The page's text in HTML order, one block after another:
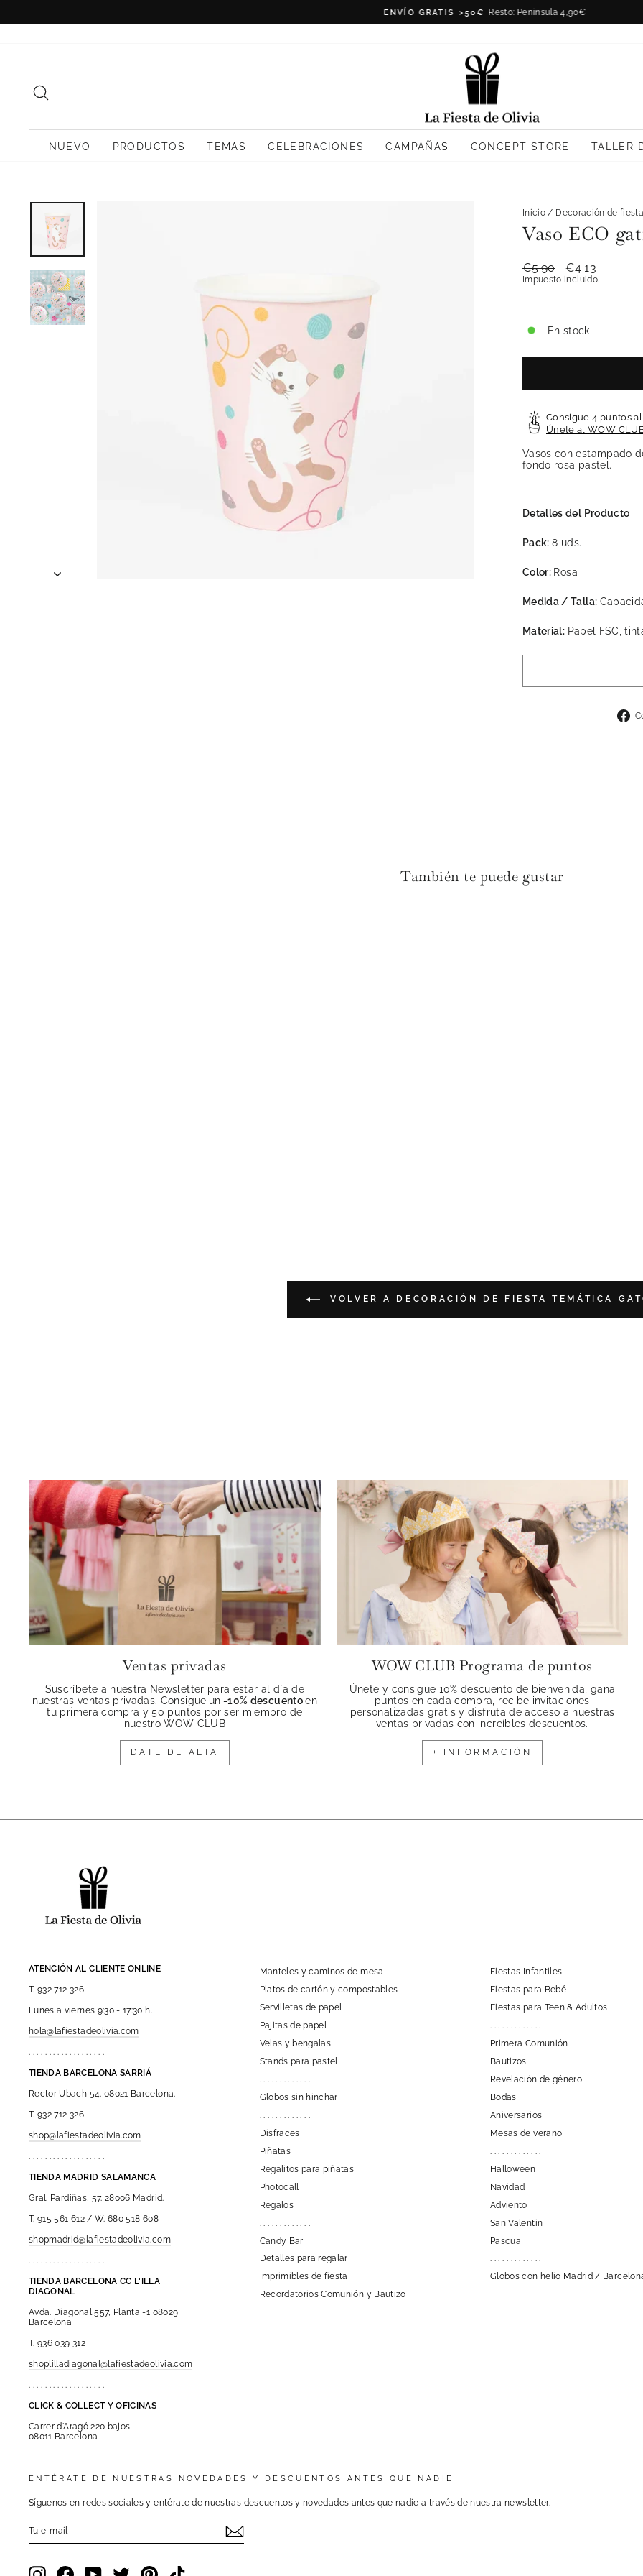
diapositivas
ENVÍO GRATIS >50€ Resto: Peninsula 4,90€
NUEVO PRODUCTOS TEMAS CELEBRACIONES CAMPAÑAS CONCEPT STORE TALLER
Inicio / Decoración de
Vaso ECO
Precio
habitual
€5.90
Precio
de
€4.13
Impuesto incluido.
En stock
Consigue 4 puntos
Únete al WOW
Vasos con estampado
fondo rosa pastel.
Detalles del Producto
Pack:8 uds.
Color: Rosa
Medida / Talla:
Material: Papel FSC,
También te puede gustar
VOLVER A DECORACIÓN DE FIESTA TEMÁTICA
Ventas privadas
Suscríbete a nuestra Newsletter para estar al día de
nuestras ventas privadas. Consigue un -10% descuentoen
tu primera compra y 50 puntos por ser miembro de
nuestro WOW CLUB
DATE DE ALTA
WOW CLUB Programa de puntos
Únete y consigue 10% descuento de bienvenida, gana
puntos en cada compra, recibe invitaciones
personalizadas gratis y disfruta de acceso a nuestras
ventas privadas con increíbles descuentos.
+ INFORMACIÓN
ATENCIÓN AL CLIENTE ONLINE
T. 932 712 326
Lunes a viernes 9:30 - 17:30 h.
hola@lafiestadeolivia.com
. . . . . . . . . . . . . . . . . . .
TIENDA BARCELONA SARRIÁ
Rector Ubach 54. 08021 Barcelona.
T. 932 712 326
shop@lafiestadeolivia.com
. . . . . . . . . . . . . . . . . . .
TIENDA MADRID SALAMANCA
Gral. Pardiñas, 57. 28006 Madrid.
T. 915 561 612 / W. 680 518 608
shopmadrid@lafiestadeolivia.com
. . . . . . . . . . . . . . . . . . .
TIENDA BARCELONA CC L'ILLA
DIAGONAL
Avda. Diagonal 557, Planta -1 08029
Barcelona
T. 936 039 312
shoplilladiagonal@lafiestadeolivia.com
. . . . . . . . . . . . . . . . . . .
CLICK & COLLECT Y OFICINAS
Carrer d'Aragó 220 bajos,
08011 Barcelona
Manteles y caminos de mesa
Platos de cartón y compostables
Servilletas de papel
Pajitas de papel
Velas y bengalas
Stands para pastel
Globos sin hinchar
Disfraces
Piñatas
Regalitos para piñatas
Photocall
Regalos
Candy Bar
Detalles para regalar
Imprimibles de fiesta
Recordatorios Comunión y Bautizo
Fiestas Infantiles
Fiestas para Bebé
Fiestas para Teen & Adultos
. . . . . . . . . . . . .
Primera Comunión
Bautizos
Revelación de género
Bodas
Aniversarios
Mesas de verano
Halloween
Navidad
Adviento
San Valentin
Pascua
. . . . . . . . . . . . .
Globos con helio Madrid /
ENTÉRATE DE NUESTRAS NOVEDADES Y DESCUENTOS ANTES QUE NADIE
Síguenos en redes sociales y entérate de nuestras descuentos y novedades antes que nadie a través de nuestra newsletter.
E-
InstagramFacebookYouTube Twitter Pinterest